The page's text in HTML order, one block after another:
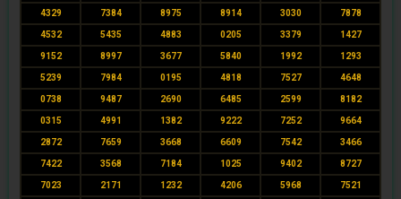
4329 7384 8975 8914 3030 7878
4532 5435 4883 0205 3379 1427
9152 8997 3677 5840 1992 1293
5239 7984 0195 4818 7527 4648
0738 9487 2690 6485 2599 8182
0315 4991 1382 9222 7252 9664
2872 7659 3668 6609 7542 3466
7422 3568 7184 1025 9402 8727
7023 2171 1232 4206 5968 7521